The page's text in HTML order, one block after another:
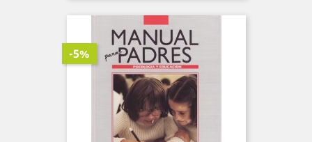
-5%